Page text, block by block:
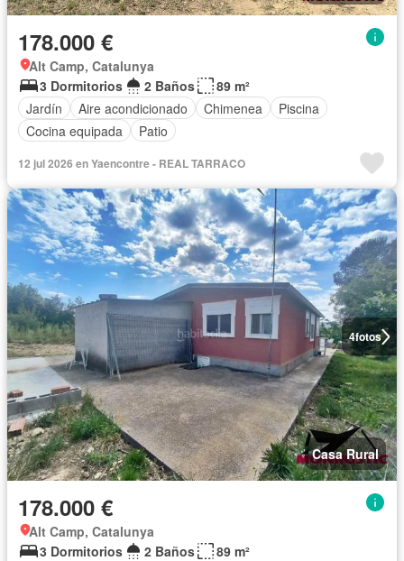
178.000 €
Alt Camp, Catalunya
3 Dormitorios
2 Baños
89 m²
Jardín
Aire acondicionado Chimenea
Piscina
Cocina equipada
Patio
12 jul 2026 en Yaencontre - REAL TARRACO
4fotos
Casa Rural
178.000 €
Alt Camp, Catalunya
3 Dormitorios
2 Baños
89 m²